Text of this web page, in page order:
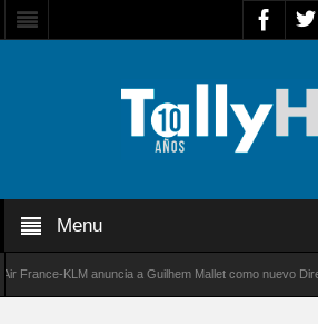
Menu
KLM anuncia a Guilhem Mallet como nuevo Director